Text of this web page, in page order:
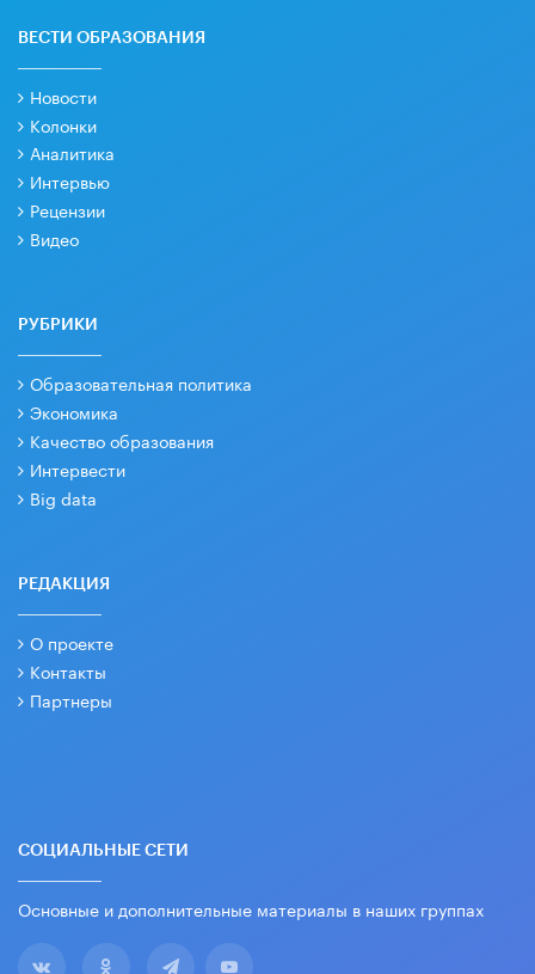
ВЕСТИ ОБРАЗОВАНИЯ
Новости
Колонки
Аналитика
Интервью
Рецензии
Видео
РУБРИКИ
Образовательная политика
Экономика
Качество образования
Интервести
Big data
РЕДАКЦИЯ
О проекте
Контакты
Партнеры
СОЦИАЛЬНЫЕ СЕТИ
Основные и дополнительные материалы в наших группах